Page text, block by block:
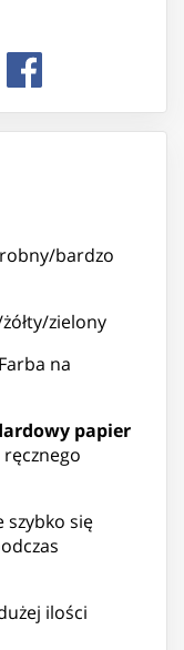
bardzo
zielony
na
papier
szybko się
ilości